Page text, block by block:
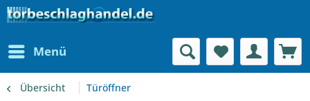
Menü
Übersicht Türöffner